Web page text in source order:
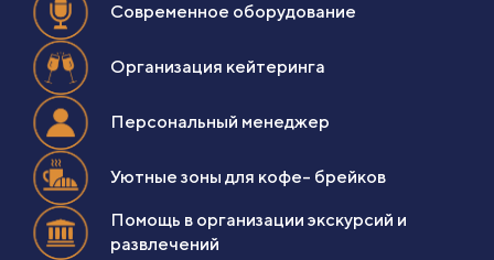
Современное оборудование
Уютные зоны для кофе- брейков
Организация кейтеринга
Помощь в организации экскурсий и
развлечений
Персональный менеджер